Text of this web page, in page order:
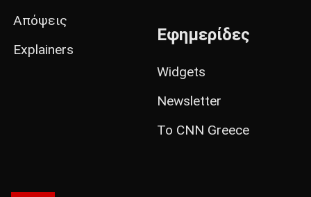
Απόψεις
Explainers
Εφημερίδες
Widgets
Newsletter
Το CNN Greece